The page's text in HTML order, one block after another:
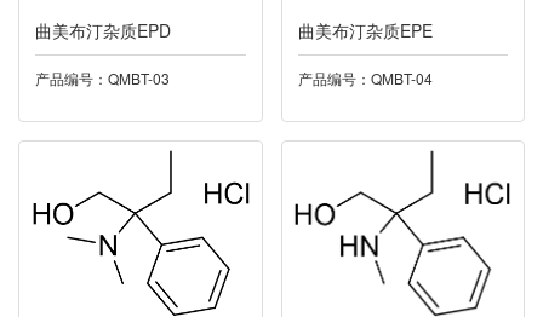
019奥硝唑
022酮洛芬
曲美布汀杂质EPD
产品编号：QMBT-03
曲美布汀杂质EPE
产品编号：QMBT-04